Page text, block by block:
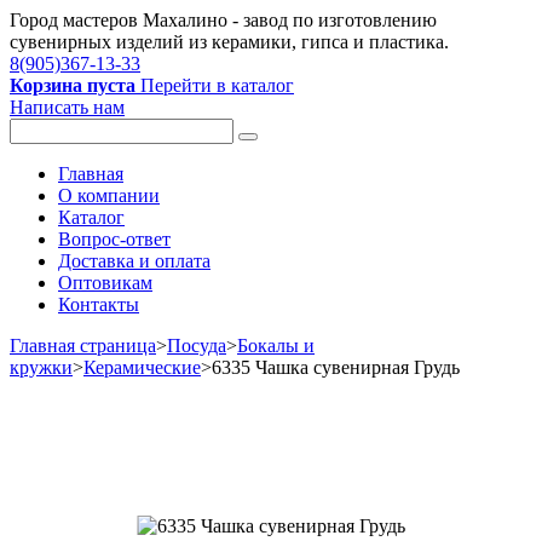
Город мастеров Mахалино - завод по изготовлению
сувенирных изделий из керамики, гипса и пластика.
8(905)367-13-33
Корзина пуста Перейти в каталог
Написать нам
Главная
О компании
Каталог
Вопрос-ответ
Доставка и оплата
Оптовикам
Контакты
Главная страница>Посуда>Бокалы и
кружки>Керамические>6335 Чашка сувенирная Грудь